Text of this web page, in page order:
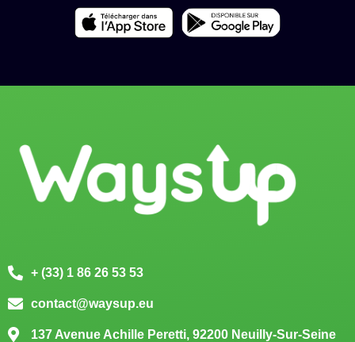
+ (33) 1 86 26 53 53
contact@waysup.eu
137 Avenue Achille Peretti, 92200 Neuilly-Sur-Seine